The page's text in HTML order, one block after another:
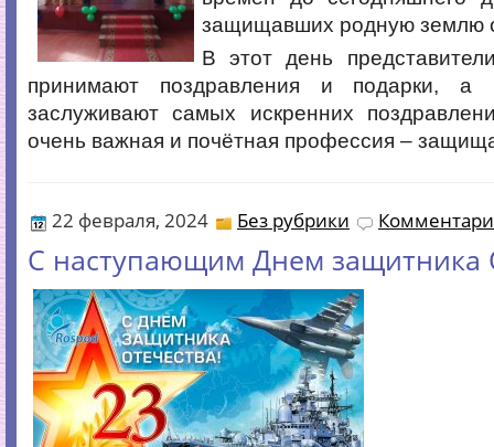
защищавших родную землю
В этот день
принимают поздравления и подарки, а
заслуживают самых искренних
очень важная и почётная профессия –
22 февраля, 2024 Без рубрики
С наступающим Днем защитника